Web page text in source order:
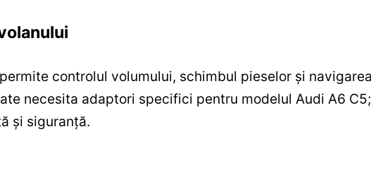
controlul volumului, schimbul pieselor și
necesita adaptori specifici pentru modelul Audi A6
și siguranță.